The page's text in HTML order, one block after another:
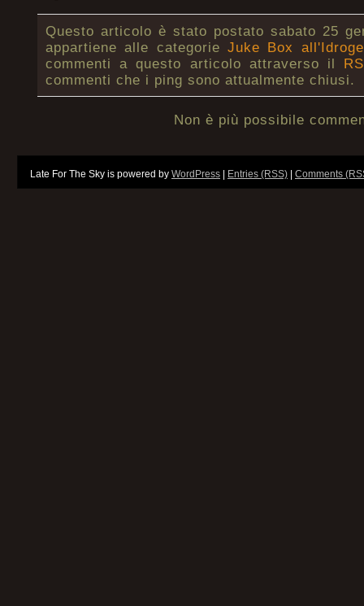
Questo articolo è stato postato sabato 25
appartiene alle categorie Juke Box
commenti a questo articolo attraverso il
commenti che i ping sono attualmente chiusi.
Non è più possibile
Late For The Sky is powered by WordPress Entries (RSS) Comments